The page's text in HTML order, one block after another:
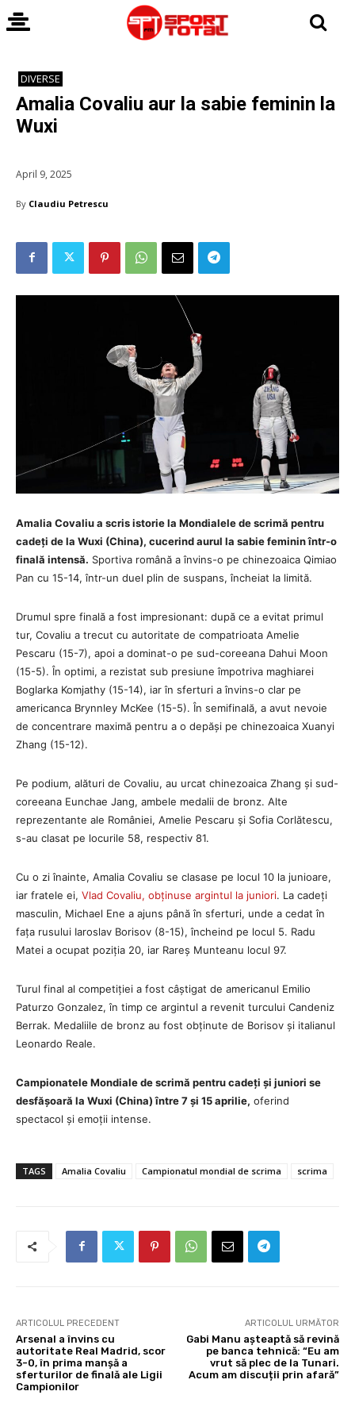
DIVERSE
Amalia Covaliu aur la sabie feminin la
Wuxi
April 9, 2025
By Claudiu Petrescu
Amalia Covaliu a scris istorie la Mondialele de scrimă pentru
cadeți de la Wuxi (China), cucerind aurul la sabie feminin într-o
finală intensă. Sportiva română a învins-o pe chinezoaica Qimiao
Pan cu 15-14, într-un duel plin de suspans, încheiat la limită.
Drumul spre finală a fost impresionant: după ce a evitat primul
tur, Covaliu a trecut cu autoritate de compatrioata Amelie
Pescaru (15-7), apoi a dominat-o pe sud-coreeana Dahui Moon
(15-5). În optimi, a rezistat sub presiune împotriva maghiarei
Boglarka Komjathy (15-14), iar în sferturi a învins-o clar pe
americanca Brynnley McKee (15-5). În semifinală, a avut nevoie
de concentrare maximă pentru a o depăși pe chinezoaica Xuanyi
Zhang (15-12).
Pe podium, alături de Covaliu, au urcat chinezoaica Zhang și sud-
coreeana Eunchae Jang, ambele medalii de bronz. Alte
reprezentante ale României, Amelie Pescaru și Sofia Corlătescu,
s-au clasat pe locurile 58, respectiv 81.
Cu o zi înainte, Amalia Covaliu se clasase pe locul 10 la junioare,
iar fratele ei, Vlad Covaliu, obținuse argintul la juniori. La cadeți
masculin, Michael Ene a ajuns până în sferturi, unde a cedat în
fața rusului Iaroslav Borisov (8-15), încheind pe locul 5. Radu
Matei a ocupat poziția 20, iar Rareș Munteanu locul 97.
Turul final al competiției a fost câștigat de americanul Emilio
Paturzo Gonzalez, în timp ce argintul a revenit turcului Candeniz
Berrak. Medaliile de bronz au fost obținute de Borisov și italianul
Leonardo Reale.
Campionatele Mondiale de scrimă pentru cadeți și juniori se
desfășoară la Wuxi (China) între 7 și 15 aprilie, oferind
spectacol și emoții intense.
TAGS Amalia Covaliu Campionatul mondial de scrima scrima
ARTICOLUL PRECEDENT
Arsenal a învins cu
autoritate Real Madrid, scor
3-0, în prima manșă a
sferturilor de finală ale Ligii
Campionilor
ARTICOLUL URMĂTOR
Gabi Manu așteaptă să revină
pe banca tehnică: “Eu am
vrut să plec de la Tunari.
Acum am discuții prin afară”